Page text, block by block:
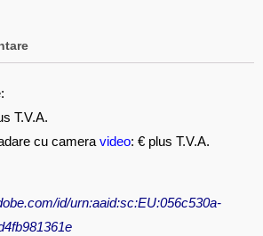
T.V.A.
cu camera video: € plus T.V.A.
id/urn:aaid:sc:EU:056c530a-